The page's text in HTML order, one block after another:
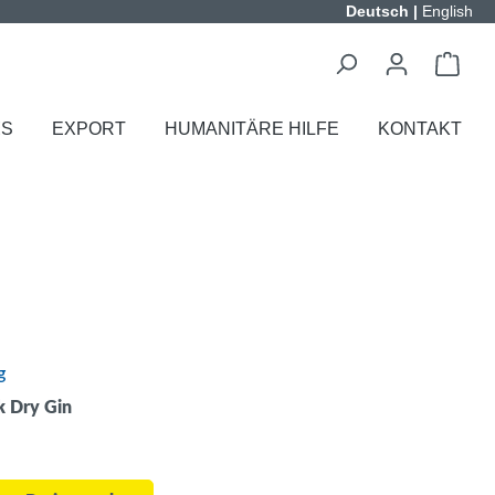
Deutsch | English
EXPORT HUMANITÄRE HILFE KONTAKT
Dry Gin